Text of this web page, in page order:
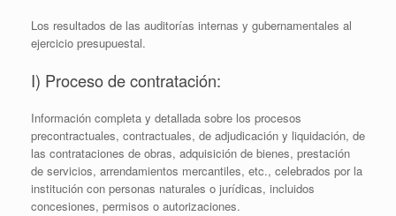
Los resultados de las auditorías internas y gubernamentales al
ejercicio presupuestal.
I) Proceso de contratación:
Información completa y detallada sobre los procesos
precontractuales, contractuales, de adjudicación y liquidación, de
las contrataciones de obras, adquisición de bienes, prestación
de servicios, arrendamientos mercantiles, etc., celebrados por la
institución con personas naturales o jurídicas, incluidos
concesiones, permisos o autorizaciones.